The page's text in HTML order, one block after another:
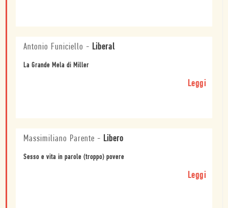
Antonio Funiciello - Liberal
La Grande Mela di Miller
Leggi
Massimiliano Parente - Libero
Sesso e vita in parole (troppo) povere
Leggi